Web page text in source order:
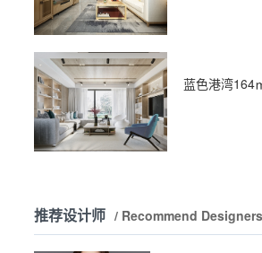
蓝色港湾164
推荐设计师 / Recommend Designers